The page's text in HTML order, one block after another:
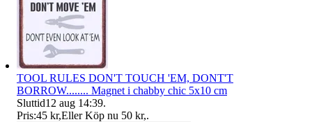
TOOL RULES DON'T TOUCH 'EM, DONT'T
BORROW........ Magnet i chabby chic 5x10 cm
Sluttid12 aug 14:39.
Pris:45 kr,Eller Köp nu 50 kr,.